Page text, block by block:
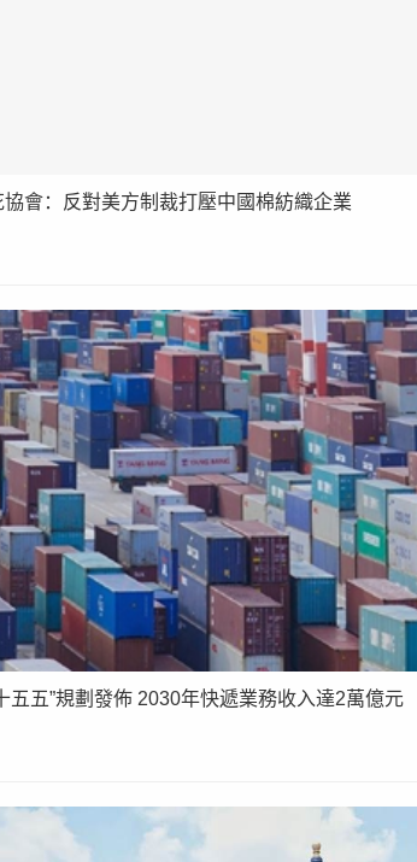
協會：反對美方制裁打壓中國棉紡織企業
五五”規劃發佈 2030年快遞業務收入達2萬億元